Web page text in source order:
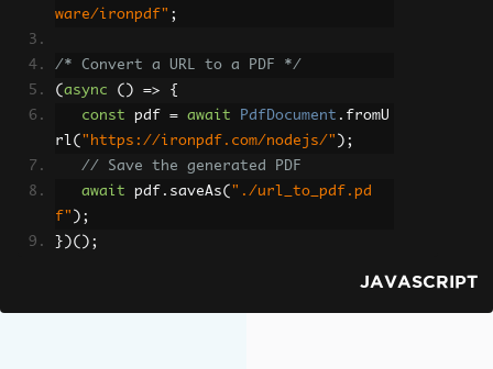
ware/ironpdf" ;
/* Convert a URL to a PDF */
( async () =>
{
const pdf = await PdfDocument . fromU
rl( "https://ironpdf.com/nodejs/" );
// Save the generated PDF
await pdf . saveAs( "./url_to_pdf.pd
f" );
})();
JAVASCRIPT